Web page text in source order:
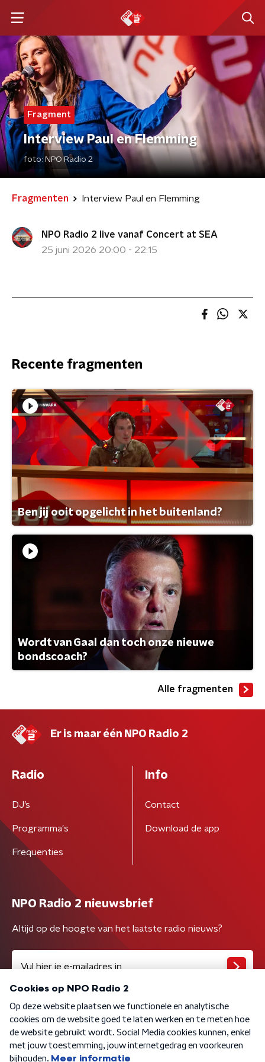
Fragment
Interview Paul en Flemming
foto: NPO Radio 2
Fragmenten Interview Paul en Flemming
NPO Radio 2 live vanaf Concert at SEA
25 juni 2026 20:00 - 22:15
Recente fragmenten
Ben jij ooit opgelicht in het buitenland?
Wordt van Gaal dan toch onze nieuwe
bondscoach?
Alle fragmenten
Er is maar één NPO Radio 2
Radio
DJ’s
Programma's
Frequenties
Info
Contact
Download de app
NPO Radio 2 nieuwsbrief
Altijd op de hoogte van het laatste radio nieuws?
Algemene voorwaarden